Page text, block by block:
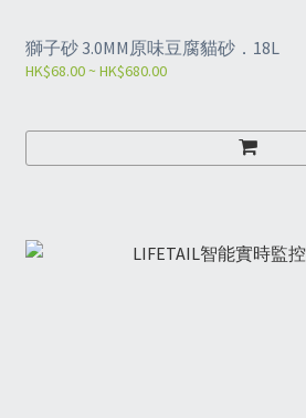
獅子砂 3.0MM原味豆腐貓砂．18L
HK$68.00 ~ HK$680.00